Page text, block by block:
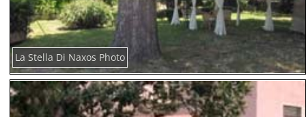
La Stella Di Naxos Photo